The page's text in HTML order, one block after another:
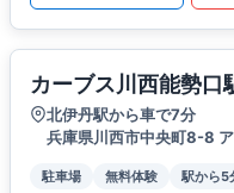
カーブス川西能勢口
北伊丹駅から車で7分
兵庫県川西市中央町8-8
駐車場 無料体験 駅から5